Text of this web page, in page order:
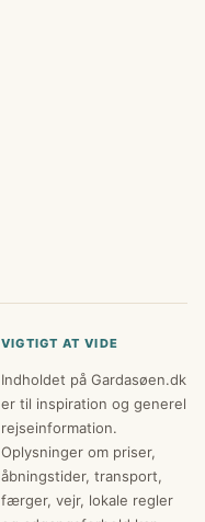
VIGTIGT AT VIDE
Indholdet på Gardasøen.dk
er til inspiration og generel
rejseinformation.
Oplysninger om priser,
åbningstider, transport,
færger, vejr, lokale regler